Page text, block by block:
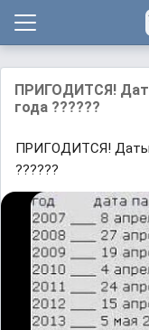
ПРИГОДИТСЯ!
года ??????
ПРИГОДИТСЯ! Даты
??????